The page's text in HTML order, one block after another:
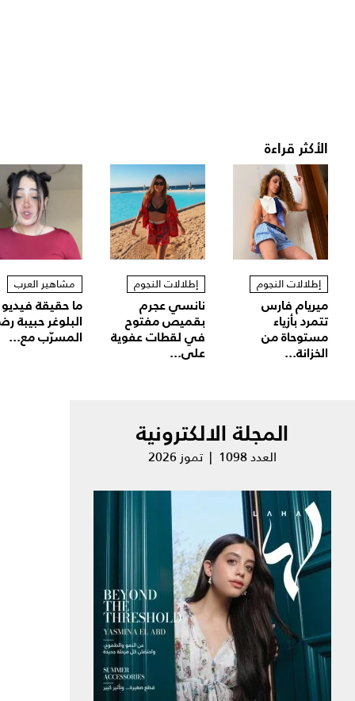
الأكثر قراءة
إطلالات النجوم
ميريام فارس
تتمرد بأزياء
مستوحاة من
الخزانة...
إطلالات النجوم
نانسي عجرم
بقميص مفتوح
في لقطات عفوية
على...
مشاهير العرب
ما حقيقة فيديو
البلوغر حبيبة
المسرّب مع...
المجلة الالكترونية
العدد 1098 | تموز 2026